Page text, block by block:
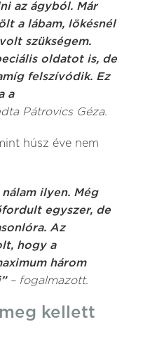
az ágyból. Már
a lábam, lökésnél
szükségem.
oldatot is, de
felszívódik. Ez
a
Pátrovics Géza.
húsz éve nem
ilyen. Még
egyszer, de
Az
hogy a
három
– fogalmazott.
kellett